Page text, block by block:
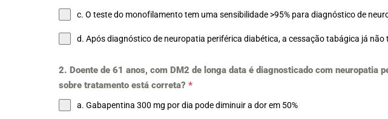
c. O teste do monofilamento tem uma sensibilidade >95% para diagnóstico de
d. Após diagnóstico de neuropatia periférica diabética, a cessação tabágica já
2. Doente de 61 anos, com DM2 de longa data é diagnosticado com
sobre tratamento está correta? *
a. Gabapentina 300 mg por dia pode diminuir a dor em 50%